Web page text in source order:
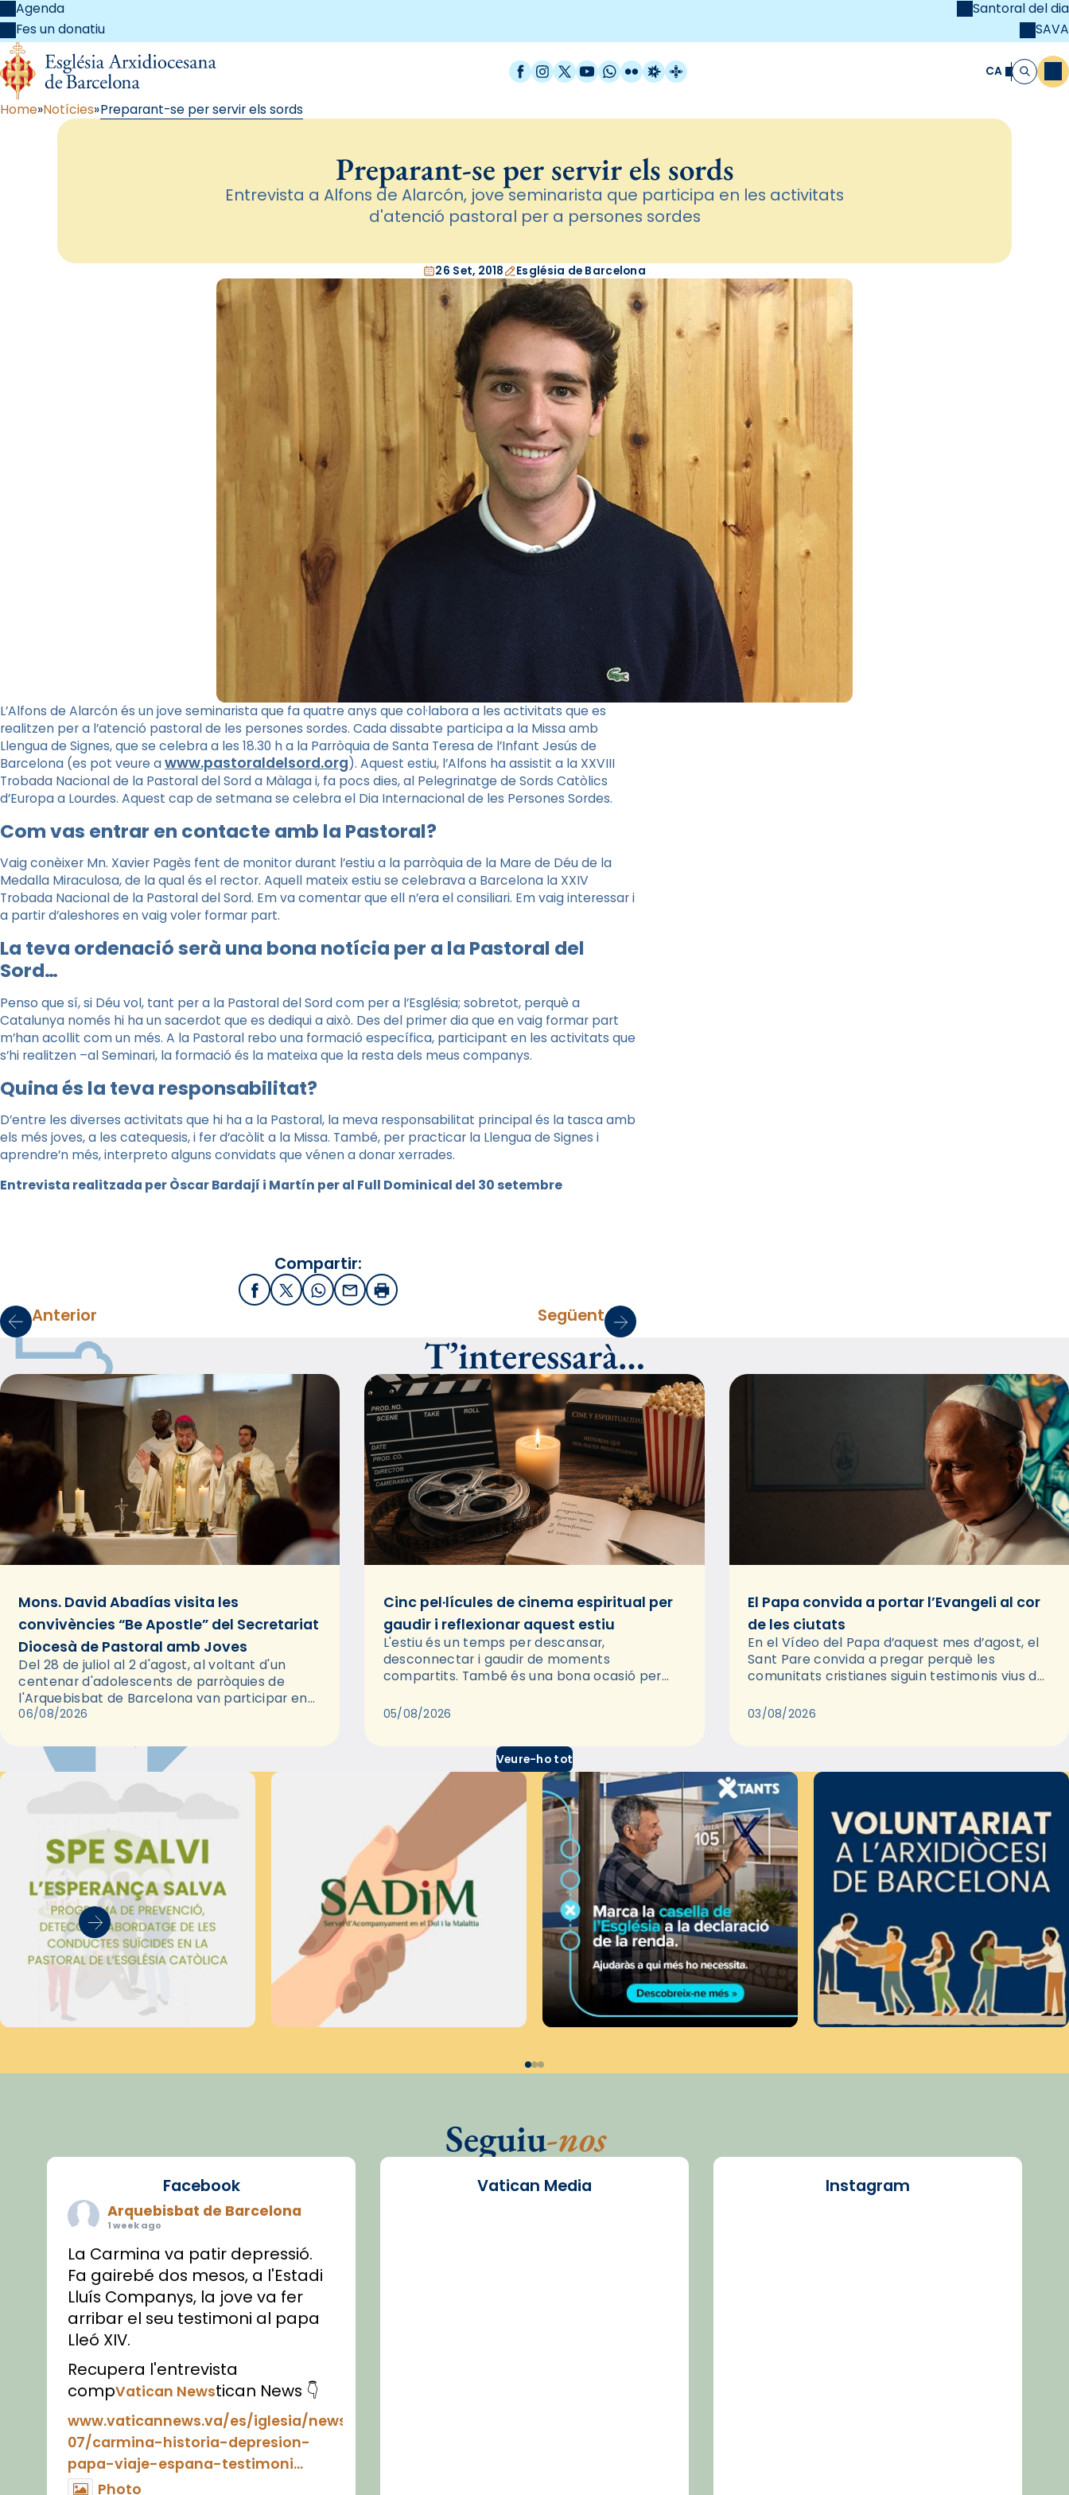
Agenda
Fes un donatiu
Santoral del dia
SAVA
Facebook
Instagram
X / Twitter
YouTube
WhatsApp
FlickrRadio Estel
Catalunya Cristiana CA Cerca
Home Notícies Preparant-se per servir els sords
Preparant-se per servir els sords
Entrevista a Alfons de Alarcón, jove seminarista que participa en les activitats
d'atenció pastoral per a persones sordes
26 Set, 2018 Església de Barcelona
L’Alfons de Alarcón és un jove seminarista que fa quatre anys que col·labora a les activitats que es
realitzen per a l’atenció pastoral de les persones sordes. Cada dissabte participa a la Missa amb
Llengua de Signes, que se celebra a les 18.30 h a la Parròquia de Santa Teresa de l’Infant Jesús de
Barcelona (es pot veure awww.pastoraldelsord.org). Aquest estiu, l’Alfons ha assistit a la XXVIII
Trobada Nacional de la Pastoral del Sord a Màlaga i, fa pocs dies, al Pelegrinatge de Sords Catòlics
d’Europa a Lourdes. Aquest cap de setmana se celebra el Dia Internacional de les Persones Sordes.
Com vas entrar en contacte amb la Pastoral?
Vaig conèixer Mn. Xavier Pagès fent de monitor durant l’estiu a la parròquia de la Mare de Déu de la
Medalla Miraculosa, de la qual és el rector. Aquell mateix estiu se celebrava a Barcelona la XXIV
Trobada Nacional de la Pastoral del Sord. Em va comentar que ell n’era el consiliari. Em vaig interessar i
a partir d’aleshores en vaig voler formar part.
La teva ordenació serà una bona notícia per a la Pastoral del
Sord…
Penso que sí, si Déu vol, tant per a la Pastoral del Sord com per a l’Església; sobretot, perquè a
Catalunya només hi ha un sacerdot que es dediqui a això. Des del primer dia que en vaig formar part
m’han acollit com un més. A la Pastoral rebo una formació específica, participant en les activitats que
s’hi realitzen –al Seminari, la formació és la mateixa que la resta dels meus companys.
Quina és la teva responsabilitat?
D’entre les diverses activitats que hi ha a la Pastoral, la meva responsabilitat principal és la tasca amb
els més joves, a les catequesis, i fer d’acòlit a la Missa. També, per practicar la Llengua de Signes i
aprendre’n més, interpreto alguns convidats que vénen a donar xerrades.
Entrevista realitzada per Òscar Bardají i Martín per al Full Dominical del 30 setembre
Compartir:
FacebookX / Twitter
WhatsApp
EmailImprimir
Anterior Següent
T’interessarà…
Mons. David Abadías visita les
convivències “Be Apostle” del Secretariat
Diocesà de Pastoral amb Joves
Del 28 de juliol al 2 d'agost, al voltant d'un
centenar d'adolescents de parròquies de
l'Arquebisbat de Barcelona van participar en
les convivències Be Apostle, organitzades pel
06/08/2026
Cinc pel·lícules de cinema espiritual per
gaudir i reflexionar aquest estiu
L'estiu és un temps per descansar,
desconnectar i gaudir de moments
compartits. També és una bona ocasió per
través del cinema, reflexionar sobre les…
05/08/2026
El Papa convida a portar l’Evangeli al cor
de les ciutats
En el Vídeo del Papa d’aquest mes d’agost, el
Sant Pare convida a pregar perquè les
comunitats cristianes siguin testimonis vius de
pregària, el…
03/08/2026
Veure-ho tot
Seguiu-nos
Facebook
Arquebisbat de Barcelona
1 week ago
La Carmina va patir depressió.
Fa gairebé dos mesos, a l'Estadi
Lluís Companys, la jove va fer
arribar el seu testimoni al papa
Lleó XIV.
Recupera l'entrevista
compVatican Newstican News 👇
www.vaticannews.va/es/iglesia/news/2026-
07/carmina-historia-depresion-
papa-viaje-espana-testimoni...
Photo
Vatican Media Instagram